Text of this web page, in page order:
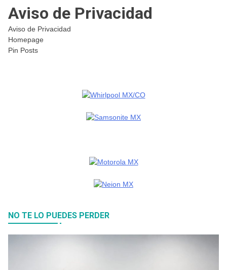
Aviso de Privacidad
Aviso de Privacidad
Homepage
Pin Posts
NO TE LO PUEDES PERDER